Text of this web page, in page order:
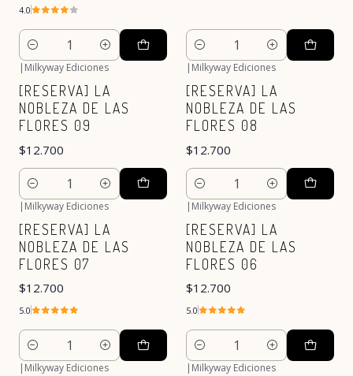
4.0
Cantidad Cantidad
| Milkyway Ediciones
[RESERVA] LA
NOBLEZA DE LAS
FLORES 09
$12.700
Cantidad
| Milkyway Ediciones
[RESERVA] LA
NOBLEZA DE LAS
FLORES 08
$12.700
Cantidad
| Milkyway Ediciones
[RESERVA] LA
NOBLEZA DE LAS
FLORES 07
$12.700
5.0
Cantidad
| Milkyway Ediciones
[RESERVA] LA
NOBLEZA DE LAS
FLORES 06
$12.700
5.0
Cantidad
| Milkyway Ediciones | Milkyway Ediciones